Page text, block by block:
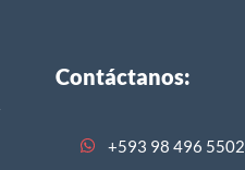
Contáctanos:
+593 98 496 5502